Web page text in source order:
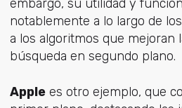
embargo, su utilidad y
notablemente a lo largo de
a los algoritmos que mejoran
búsqueda en segundo plano.
Applees otro ejemplo, que